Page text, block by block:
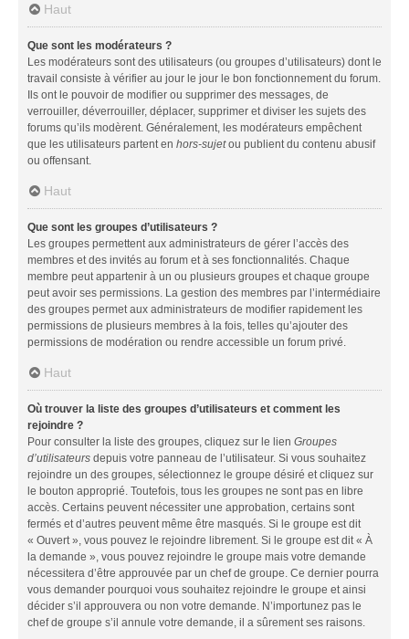
Haut
Que sont les modérateurs ?
Les modérateurs sont des utilisateurs (ou groupes d’utilisateurs) dont le
travail consiste à vérifier au jour le jour le bon fonctionnement du forum.
Ils ont le pouvoir de modifier ou supprimer des messages, de
verrouiller, déverrouiller, déplacer, supprimer et diviser les sujets des
forums qu’ils modèrent. Généralement, les modérateurs empêchent
que les utilisateurs partent en hors-sujetou publient du contenu abusif
ou offensant.
Haut
Que sont les groupes d’utilisateurs ?
Les groupes permettent aux administrateurs de gérer l’accès des
membres et des invités au forum et à ses fonctionnalités. Chaque
membre peut appartenir à un ou plusieurs groupes et chaque groupe
peut avoir ses permissions. La gestion des membres par l’intermédiaire
des groupes permet aux administrateurs de modifier rapidement les
permissions de plusieurs membres à la fois, telles qu’ajouter des
permissions de modération ou rendre accessible un forum privé.
Haut
Où trouver la liste des groupes d’utilisateurs et comment les
rejoindre ?
Pour consulter la liste des groupes, cliquez sur le lien Groupes
d’utilisateurs depuis votre panneau de l’utilisateur. Si vous souhaitez
rejoindre un des groupes, sélectionnez le groupe désiré et cliquez sur
le bouton approprié. Toutefois, tous les groupes ne sont pas en libre
accès. Certains peuvent nécessiter une approbation, certains sont
fermés et d’autres peuvent même être masqués. Si le groupe est dit
« Ouvert », vous pouvez le rejoindre librement. Si le groupe est dit « À
la demande », vous pouvez rejoindre le groupe mais votre demande
nécessitera d’être approuvée par un chef de groupe. Ce dernier pourra
vous demander pourquoi vous souhaitez rejoindre le groupe et ainsi
décider s’il approuvera ou non votre demande. N’importunez pas le
chef de groupe s’il annule votre demande, il a sûrement ses raisons.